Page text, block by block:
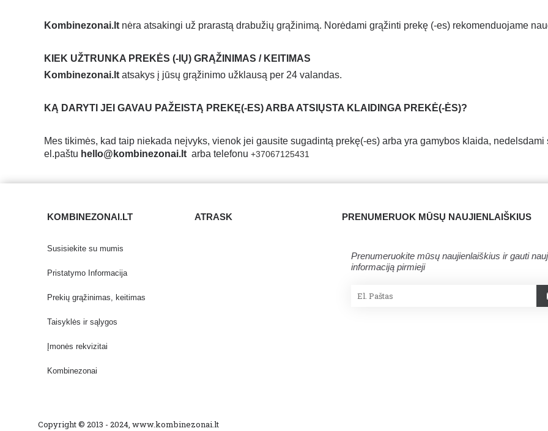
Kombinezonai.lt nėra atsakingi už prarastą drabužių grąžinimą. Norėdami grąžinti prekę (-es) rekomenduojame
KIEK UŽTRUNKA PREKĖS (-IŲ) GRĄŽINIMAS / KEITIMAS
Kombinezonai.lt atsakys į jūsų grąžinimo užklausą per 24 valandas.
KĄ DARYTI JEI GAVAU PAŽEISTĄ PREKĘ(-ES) ARBA ATSIŲSTA KLAIDINGA PREKĖ(-ĖS)?
Mes tikimės, kad taip niekada neįvyks, vienok jei gausite sugadintą prekę(-es) arba yra gamybos klaida,
el.paštu hello@kombinezonai.lt arba telefonu +37067125431
KOMBINEZONAI.LT
Susisiekite su mumis
Pristatymo Informacija
Prekių grąžinimas, keitimas
Taisyklės ir sąlygos
Įmonės rekvizitai
Kombinezonai
ATRASK PRENUMERUOK MŪSŲ NAUJIENLAIŠKIUS
Prenumeruokite mūsų naujienlaiškius ir gauti
informaciją pirmieji
Copyright © 2013 - 2024, www.kombinezonai.lt